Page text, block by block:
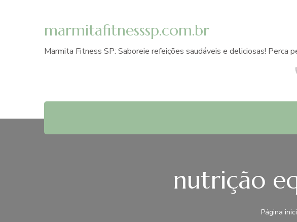
marmitafitnesssp.com.br
Marmita Fitness SP: Saboreie refeições saudáveis e deliciosas! Perca
nutrição
Página